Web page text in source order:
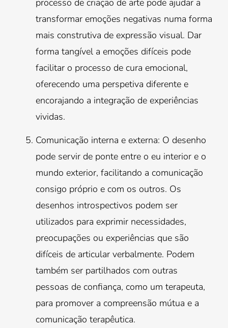
processo de criação de arte pode ajudar a
transformar emoções negativas numa forma
mais construtiva de expressão visual. Dar
forma tangível a emoções difíceis pode
facilitar o processo de cura emocional,
oferecendo uma perspetiva diferente e
encorajando a integração de experiências
vividas.
Comunicação interna e externa: O desenho
pode servir de ponte entre o eu interior e o
mundo exterior, facilitando a comunicação
consigo próprio e com os outros. Os
desenhos introspectivos podem ser
utilizados para exprimir necessidades,
preocupações ou experiências que são
difíceis de articular verbalmente. Podem
também ser partilhados com outras
pessoas de confiança, como um terapeuta,
para promover a compreensão mútua e a
comunicação terapêutica.